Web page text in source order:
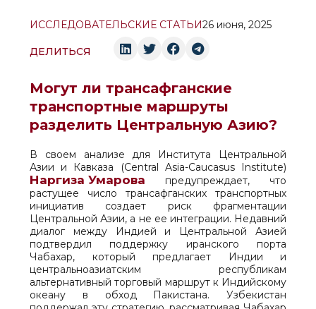
ИССЛЕДОВАТЕЛЬСКИЕ СТАТЬИ26 июня, 2025
ДЕЛИТЬСЯ
Могут ли трансафганские
транспортные маршруты
разделить Центральную Азию?
В своем анализе для Института Центральной
Азии и Кавказа (Central Asia-Caucasus Institute)
Наргиза Умарова предупреждает, что
растущее число трансафганских транспортных
инициатив создает риск фрагментации
Центральной Азии, а не ее интеграции. Недавний
диалог между Индией и Центральной Азией
подтвердил поддержку иранского порта
Чабахар, который предлагает Индии и
центральноазиатским республикам
альтернативный торговый маршрут к Индийскому
океану в обход Пакистана. Узбекистан